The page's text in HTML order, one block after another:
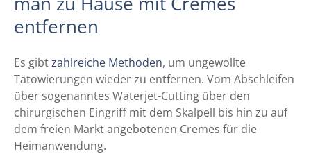
entfernen
Es gibtzahlreiche Methoden, um ungewollte
Tätowierungen wieder zu entfernen. Vom Abschleifen
über sogenanntes Waterjet-Cutting über den
chirurgischen Eingriff mit dem Skalpell bis hin zu auf
dem freien Markt angebotenen Cremes für die
Heimanwendung.